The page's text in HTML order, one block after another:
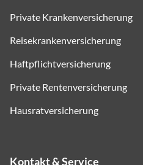
Private Krankenversicherung
Reisekrankenversicherung
Haftpflichtversicherung
Private Rentenversicherung
Hausratversicherung
Kontakt & Service